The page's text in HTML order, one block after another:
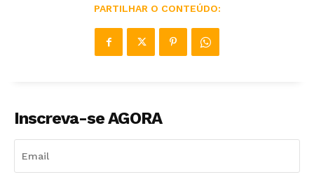
PARTILHAR O CONTEÚDO:
Inscreva-se AGORA